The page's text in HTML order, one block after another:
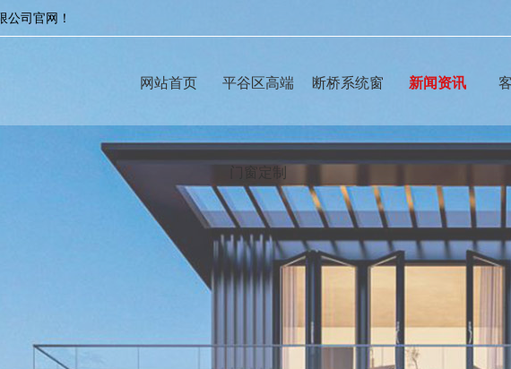
公司官网！
网站首页 平谷区高端
门窗定制
断桥系统窗 新闻资讯